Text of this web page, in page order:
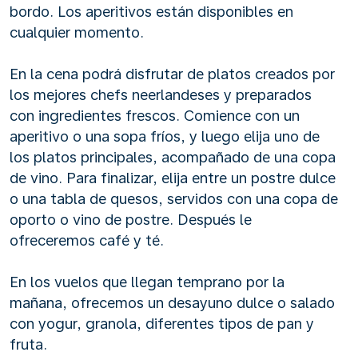
bordo. Los aperitivos están disponibles en
cualquier momento.
En la cena podrá disfrutar de platos creados por
los mejores chefs neerlandeses y preparados
con ingredientes frescos. Comience con un
aperitivo o una sopa fríos, y luego elija uno de
los platos principales, acompañado de una copa
de vino. Para finalizar, elija entre un postre dulce
o una tabla de quesos, servidos con una copa de
oporto o vino de postre. Después le
ofreceremos café y té.
En los vuelos que llegan temprano por la
mañana, ofrecemos un desayuno dulce o salado
con yogur, granola, diferentes tipos de pan y
fruta.